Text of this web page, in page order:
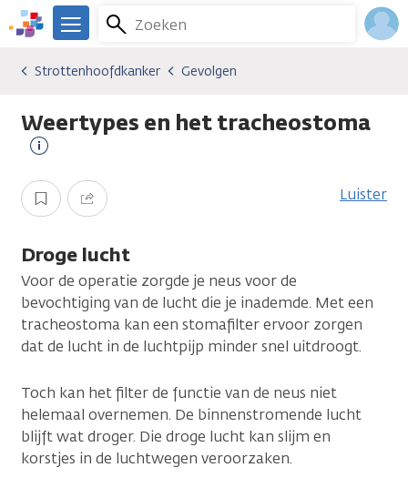
Overslaan
en
gaan
We
er
je.
Kanker.nl
Zoeken
Menu
Kankersoorten
Strottenhoofdkanker
Gevolgen
Strottenhoofdkanker Gevolgen
Weertypes en het tracheostoma
informatie
Opslaan Delen Luister
Droge lucht
Voor de operatie zorgde je neus voor de
bevochtiging van de lucht die je inademde. Met een
tracheostoma kan een stomafilter ervoor zorgen
dat de lucht in de luchtpijp minder snel uitdroogt.
Toch kan het filter de functie van de neus niet
helemaal overnemen. De binnenstromende lucht
blijft wat droger. Die droge lucht kan slijm en
korstjes in de luchtwegen veroorzaken.